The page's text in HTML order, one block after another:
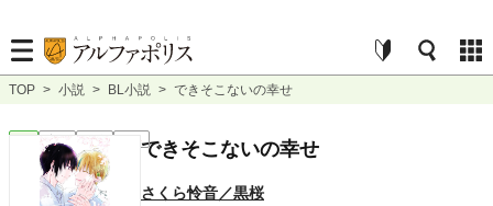
TOP > 小説 > BL小説 > できそこないの幸せ
完結 長編 できそこないの幸せ
さくら怜音／黒桜